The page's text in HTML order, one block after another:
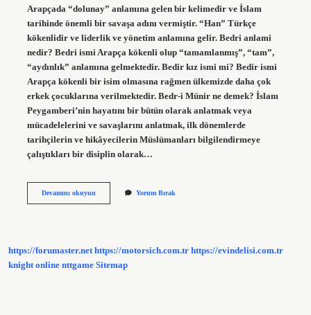
Arapçada “dolunay” anlamına gelen bir kelimedir ve İslam
tarihinde önemli bir savaşa adını vermiştir. “Han” Türkçe
kökenlidir ve liderlik ve yönetim anlamına gelir. Bedri anlami
nedir? Bedri ismi Arapça kökenli olup “tamamlanmış”, “tam”,
“aydınlık” anlamına gelmektedir. Bedir kız ismi mi? Bedir ismi
Arapça kökenli bir isim olmasına rağmen ülkemizde daha çok
erkek çocuklarına verilmektedir. Bedr-i Münir ne demek? İslam
Peygamberi’nin hayatını bir bütün olarak anlatmak veya
mücadelelerini ve savaşlarını anlatmak, ilk dönemlerde
tarihçilerin ve hikâyecilerin Müslümanları bilgilendirmeye
çalıştıkları bir disiplin olarak…
Devamını okuyunBedr
Yorum Bırak
https://forumaster.net https://motorsich.com.tr https://evindelisi.com.tr
knight online nttgame Sitemap